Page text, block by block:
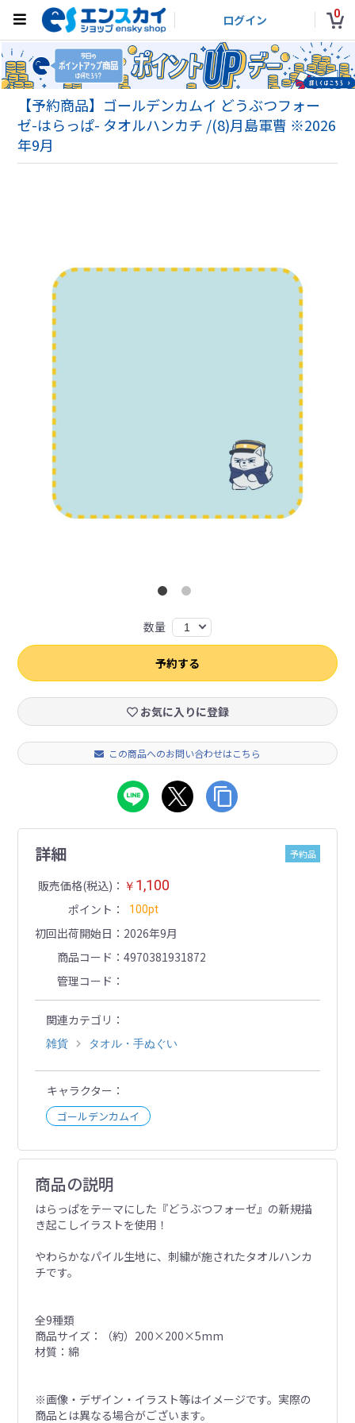
ログイン 0
【予約商品】ゴールデンカムイ どうぶつフォー
ゼ-はらっぱ- タオルハンカチ /(8)月島軍曹 ※2026
年9月
数量 1
予約する
お気に入りに登録
この商品へのお問い合わせはこちら
詳細 予約品
販売価格(税込) ￥ 1,100
ポイント 100pt
初回出荷開始日
2026年9月
商品コード
4970381931872
管理コード
関連カテゴリ
雑貨 タオル・手ぬぐい
キャラクター
ゴールデンカムイ
商品の説明
はらっぱをテーマにした『どうぶつフォーゼ』の新規描
き起こしイラストを使用！
やわらかなパイル生地に、刺繍が施されたタオルハンカ
チです。
全9種類
商品サイズ：（約）200×200×5mm
材質：綿
※画像・デザイン・イラスト等はイメージです。実際の
商品とは異なる場合がございます。